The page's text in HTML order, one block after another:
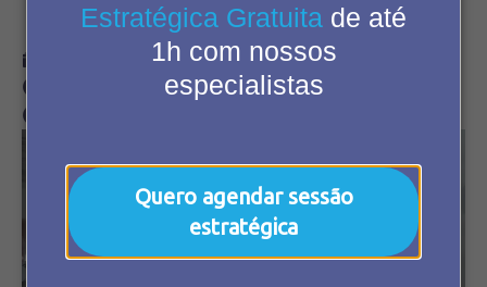
Estratégica Gratuita de até
1h com nossos
especialistas
Quero agendar sessão
estratégica
10:09 am
Obras em Apartamentos em
Condomínios: Dicas e Regras